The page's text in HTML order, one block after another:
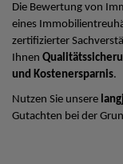
Die Bewertung von
eines
zertifizierter
Ihnen
und Kostenersparnis.
Nutzen Sie unsere
Gutachten bei der